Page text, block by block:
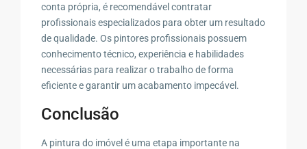
conta própria, é recomendável contratar
profissionais especializados para obter um resultado
de qualidade. Os pintores profissionais possuem
conhecimento técnico, experiência e habilidades
necessárias para realizar o trabalho de forma
eficiente e garantir um acabamento impecável.
Conclusão
A pintura do imóvel é uma etapa importante na